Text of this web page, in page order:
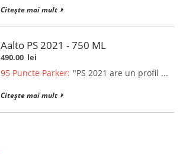
Citește mai mult
Aalto PS 2021 - 750 ML
490.00 lei
95 Puncte Parker: "PS 2021 are un profil ...
Citește mai mult